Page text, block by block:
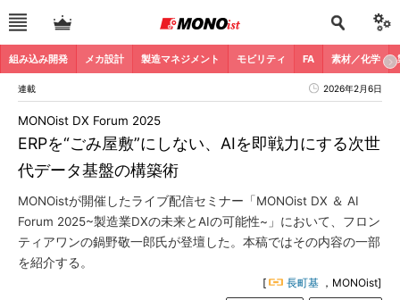
組み込み開発 メカ設計 製造マネジメント モビリティ FA 素材／化学
連載 2026年2月6日
ERPを“ごみ屋敷”にしない、AIを即戦力にする次世
代データ基盤の構築術
MONOist DX Forum 2025
MONOistが開催したライブ配信セミナー「MONOist DX ＆ AI
Forum 2025~製造業DXの未来とAIの可能性~」において、フロン
ティアワンの鍋野敬一郎氏が登壇した。本稿ではその内容の一部
を紹介する。
[ 長町基 ，MONOist]